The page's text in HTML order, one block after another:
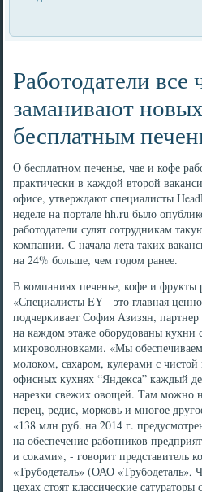
Работодатели все
заманивают
бесплатным
О бесплатном печенье, чае и кофе
практически в каждой второй
офисе, утверждают специалисты
неделе на портале hh.ru было
работодатели сулят сотрудникам
компании. С начала лета таких
на 24% больше, чем годом ранее.
В компаниях печенье, кофе и фрукты
«Специалисты EY - это главная
подчеркивает София Азизян,
на каждом этаже оборудованы кухни
микроволновками. «Мы
молоком, сахаром, кулерами с
офисных кухнях “Яндекса” каждый
нарезки свежих овощей. Там можно
перец, редис, морковь и многое
«138 млн руб. на 2014 г.
на обеспечение работников
и соками», - говорит представитель
«Трубодеталь» (ОАО
цехах стоят классические